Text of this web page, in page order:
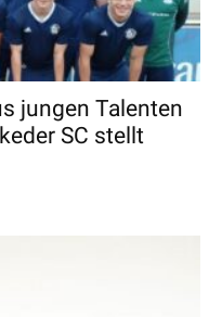
jungen Talenten
SC stellt